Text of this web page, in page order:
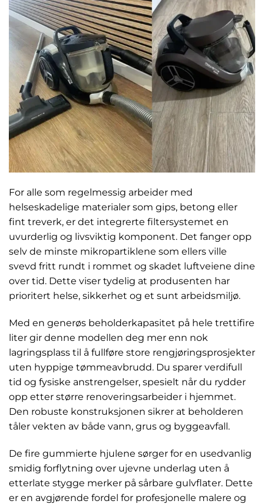
For alle som regelmessig arbeider med
helseskadelige materialer som gips, betong eller
fint treverk, er det integrerte filtersystemet en
uvurderlig og livsviktig komponent. Det fanger opp
selv de minste mikropartiklene som ellers ville
svevd fritt rundt i rommet og skadet luftveiene dine
over tid. Dette viser tydelig at produsenten har
prioritert helse, sikkerhet og et sunt arbeidsmiljø.
Med en generøs beholderkapasitet på hele trettifire
liter gir denne modellen deg mer enn nok
lagringsplass til å fullføre store rengjøringsprosjekter
uten hyppige tømmeavbrudd. Du sparer verdifull
tid og fysiske anstrengelser, spesielt når du rydder
opp etter større renoveringsarbeider i hjemmet.
Den robuste konstruksjonen sikrer at beholderen
tåler vekten av både vann, grus og byggeavfall.
De fire gummierte hjulene sørger for en usedvanlig
smidig forflytning over ujevne underlag uten å
etterlate stygge merker på sårbare gulvflater. Dette
er en avgjørende fordel for profesjonelle malere og